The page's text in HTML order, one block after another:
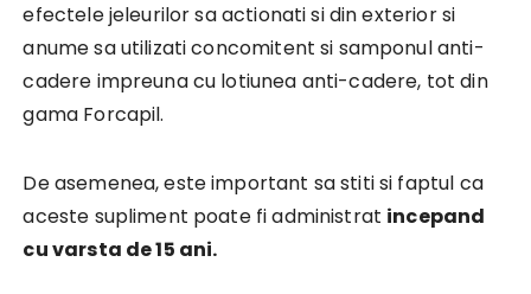
efectele jeleurilor sa actionati si din exterior si
anume sa utilizati concomitent si samponul anti-
cadere impreuna cu lotiunea anti-cadere, tot din
gama Forcapil.
De asemenea, este important sa stiti si faptul ca
aceste supliment poate fi administrat incepand
cu varsta de 15 ani.